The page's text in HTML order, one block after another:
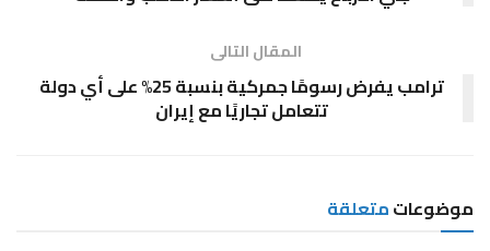
المقال التالى
ترامب يفرض رسومًا جمركية بنسبة 25% على أي دولة
تتعامل تجاريًا مع إيران
موضوعاتمتعلقة